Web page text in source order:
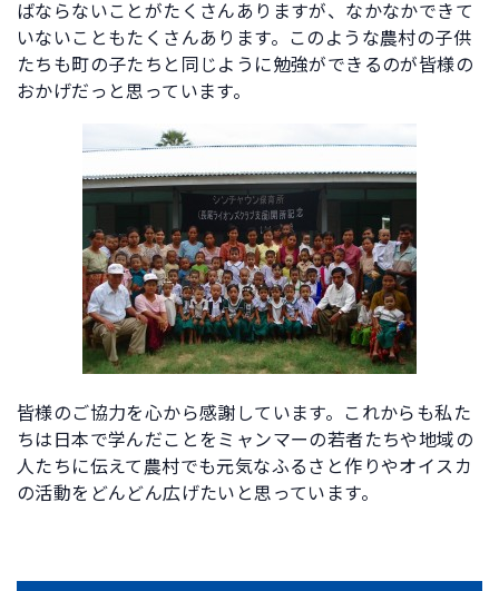
ばならないことがたくさんありますが、なかなかできて
いないこともたくさんあります。このような農村の子供
たちも町の子たちと同じように勉強ができるのが皆様の
おかげだっと思っています。
皆様のご協力を心から感謝しています。これからも私た
ちは日本で学んだことをミャンマーの若者たちや地域の
人たちに伝えて農村でも元気なふるさと作りやオイスカ
の活動をどんどん広げたいと思っています。